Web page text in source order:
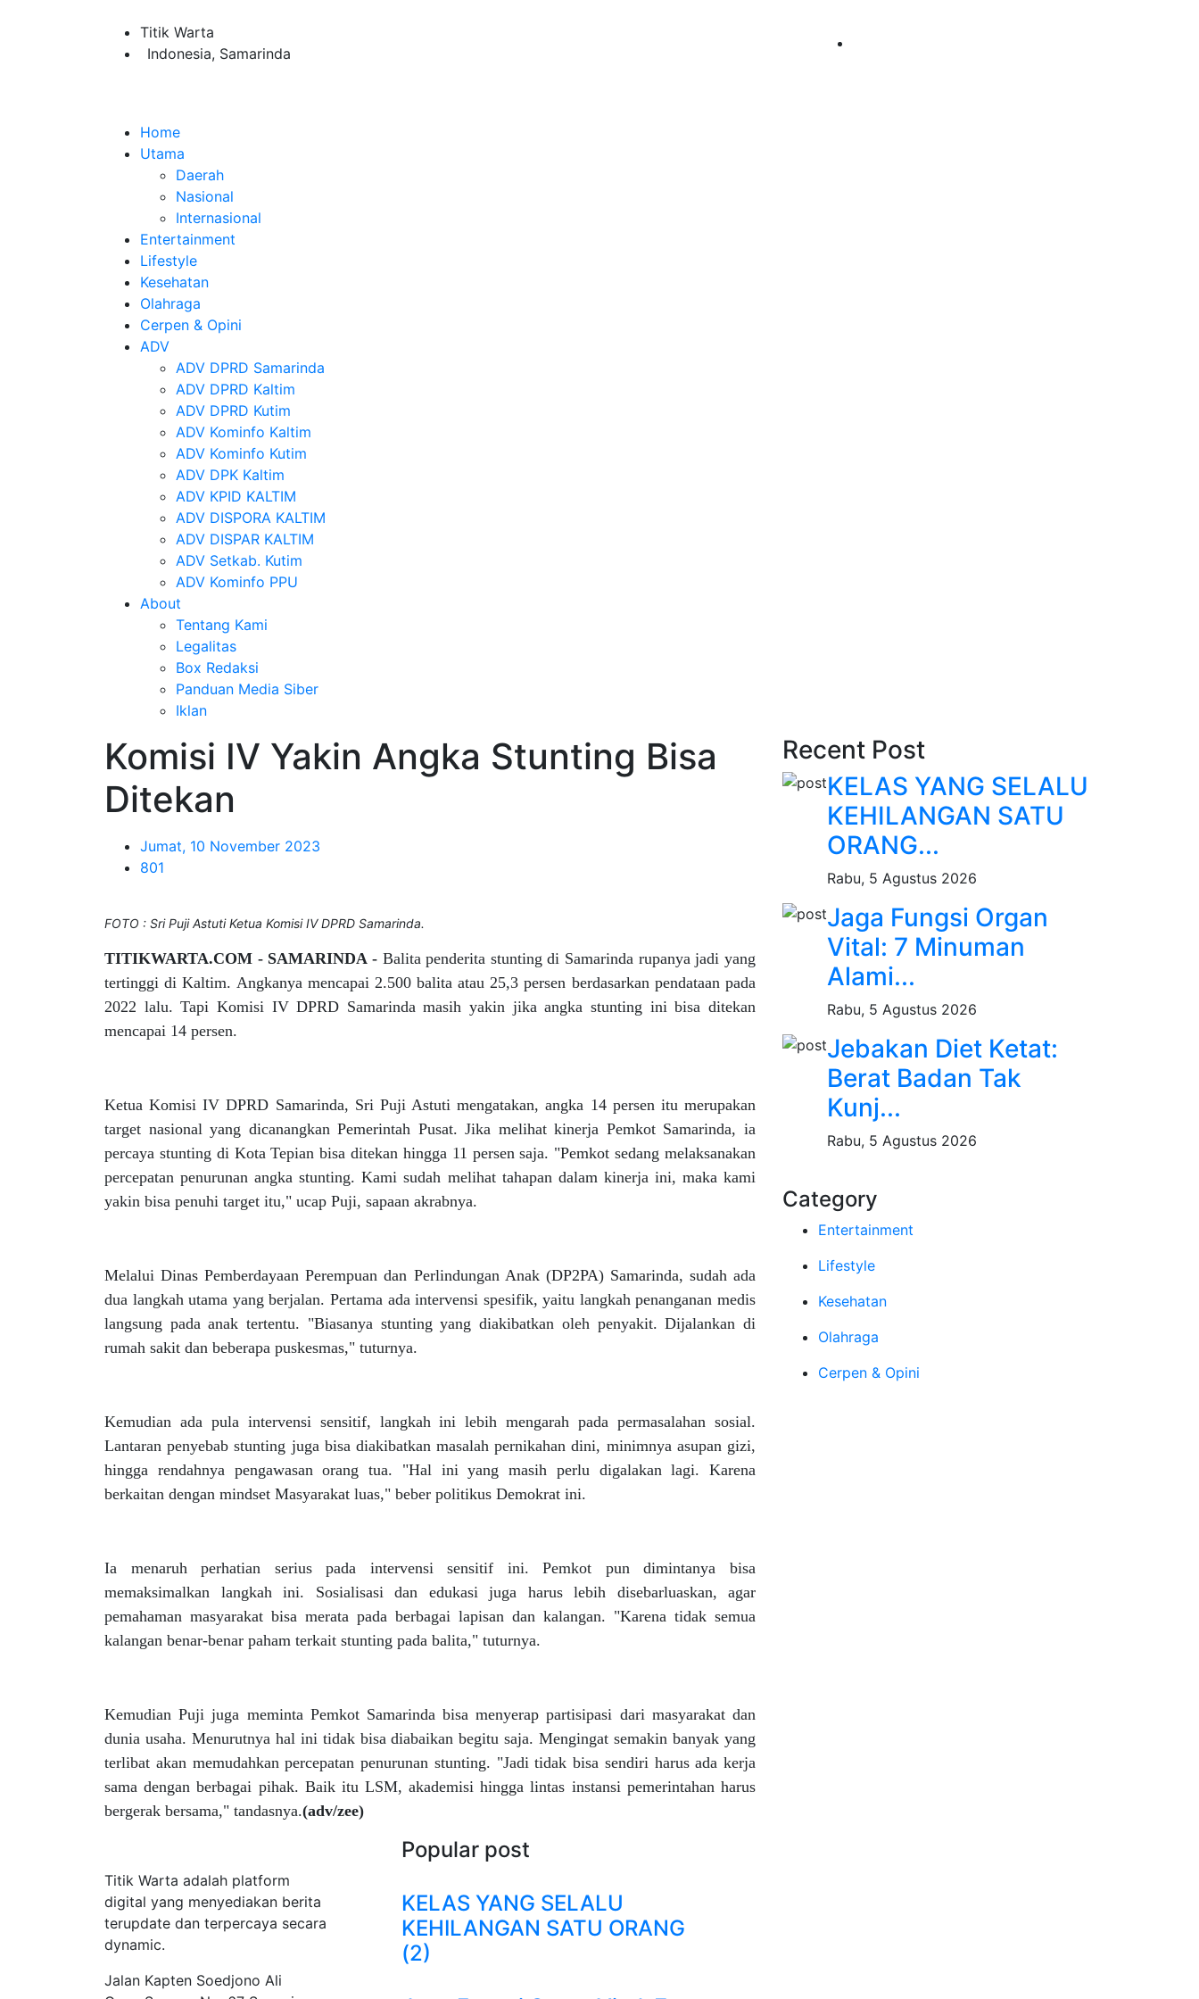
Titik Warta
Indonesia, Samarinda
Home
Utama
Daerah
Nasional
Internasional
Entertainment
Lifestyle
Kesehatan
Olahraga
Cerpen & Opini
ADV
ADV DPRD Samarinda
ADV DPRD Kaltim
ADV DPRD Kutim
ADV Kominfo Kaltim
ADV Kominfo Kutim
ADV DPK Kaltim
ADV KPID KALTIM
ADV DISPORA KALTIM
ADV DISPAR KALTIM
ADV Setkab. Kutim
ADV Kominfo PPU
About
Tentang Kami
Legalitas
Box Redaksi
Panduan Media Siber
Iklan
Komisi IV Yakin Angka Stunting Bisa
Ditekan
Jumat, 10 November 2023
801
FOTO : Sri Puji Astuti Ketua Komisi IV DPRD Samarinda.
TITIKWARTA.COM - SAMARINDA - Balita penderita stunting di Samarinda rupanya jadi yang
tertinggi di Kaltim. Angkanya mencapai 2.500 balita atau 25,3 persen berdasarkan pendataan pada
2022 lalu. Tapi Komisi IV DPRD Samarinda masih yakin jika angka stunting ini bisa ditekan
mencapai 14 persen.
Ketua Komisi IV DPRD Samarinda, Sri Puji Astuti mengatakan, angka 14 persen itu merupakan
target nasional yang dicanangkan Pemerintah Pusat. Jika melihat kinerja Pemkot Samarinda, ia
percaya stunting di Kota Tepian bisa ditekan hingga 11 persen saja. "Pemkot sedang melaksanakan
percepatan penurunan angka stunting. Kami sudah melihat tahapan dalam kinerja ini, maka kami
yakin bisa penuhi target itu," ucap Puji, sapaan akrabnya.
Melalui Dinas Pemberdayaan Perempuan dan Perlindungan Anak (DP2PA) Samarinda, sudah ada
dua langkah utama yang berjalan. Pertama ada intervensi spesifik, yaitu langkah penanganan medis
langsung pada anak tertentu. "Biasanya stunting yang diakibatkan oleh penyakit. Dijalankan di
rumah sakit dan beberapa puskesmas," tuturnya.
Kemudian ada pula intervensi sensitif, langkah ini lebih mengarah pada permasalahan sosial.
Lantaran penyebab stunting juga bisa diakibatkan masalah pernikahan dini, minimnya asupan gizi,
hingga rendahnya pengawasan orang tua. "Hal ini yang masih perlu digalakan lagi. Karena
berkaitan dengan mindset Masyarakat luas," beber politikus Demokrat ini.
Ia menaruh perhatian serius pada intervensi sensitif ini. Pemkot pun dimintanya bisa
memaksimalkan langkah ini. Sosialisasi dan edukasi juga harus lebih disebarluaskan, agar
pemahaman masyarakat bisa merata pada berbagai lapisan dan kalangan. "Karena tidak semua
kalangan benar-benar paham terkait stunting pada balita," tuturnya.
Kemudian Puji juga meminta Pemkot Samarinda bisa menyerap partisipasi dari masyarakat dan
dunia usaha. Menurutnya hal ini tidak bisa diabaikan begitu saja. Mengingat semakin banyak yang
terlibat akan memudahkan percepatan penurunan stunting. "Jadi tidak bisa sendiri harus ada kerja
sama dengan berbagai pihak. Baik itu LSM, akademisi hingga lintas instansi pemerintahan harus
bergerak bersama," tandasnya.(adv/zee)
Recent Post
KELAS YANG SELALU
KEHILANGAN SATU
ORANG...
Rabu, 5 Agustus 2026
Jaga Fungsi Organ
Vital: 7 Minuman
Alami...
Rabu, 5 Agustus 2026
Jebakan Diet Ketat:
Berat Badan Tak
Kunj...
Rabu, 5 Agustus 2026
Category
Entertainment
Lifestyle
Kesehatan
Olahraga
Cerpen & Opini
Titik Warta adalah platform
digital yang menyediakan berita
terupdate dan terpercaya secara
dynamic.
Jalan Kapten Soedjono Ali
Popular post
KELAS YANG SELALU
KEHILANGAN SATU ORANG
(2)